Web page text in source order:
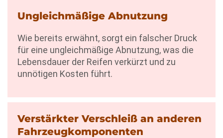
Ungleichmäßige Abnutzung
Wie bereits erwähnt, sorgt ein falscher Druck
für eine ungleichmäßige Abnutzung, was die
Lebensdauer der Reifen verkürzt und zu
unnötigen Kosten führt.
Verstärkter Verschleiß an anderen
Fahrzeugkomponenten